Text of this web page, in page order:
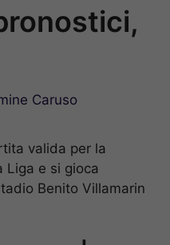
Caruso
valida per la
Liga e si gioca
Benito Villamarin